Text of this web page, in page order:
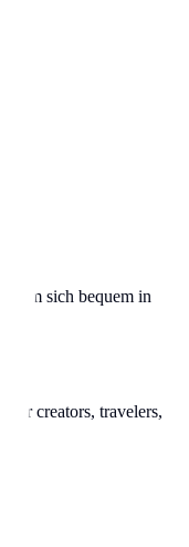
um sich bequem in
for creators, travelers,